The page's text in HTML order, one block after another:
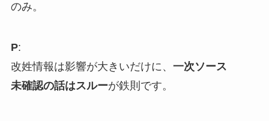
のみ。
P:
改姓情報は影響が大きいだけに、 一次ソース
未確認の話はスルーが鉄則です。